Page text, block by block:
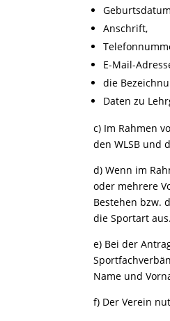
Anschrift,
E-Mail-
die
Daten zu
c) Im Rahmen
den WLSB und
d) Wenn im
oder mehrere
Bestehen bzw.
die Sportart aus.
e) Bei der
Name und
f) Der Verein